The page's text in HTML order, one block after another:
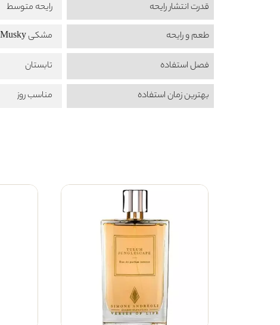
قدرت انتشار رایحه
رایحه متوسط
طعم‌ و رایحه
مشکی Musky
فصل استفاده تابستان
بهترین زمان استفاده
مناسب روز